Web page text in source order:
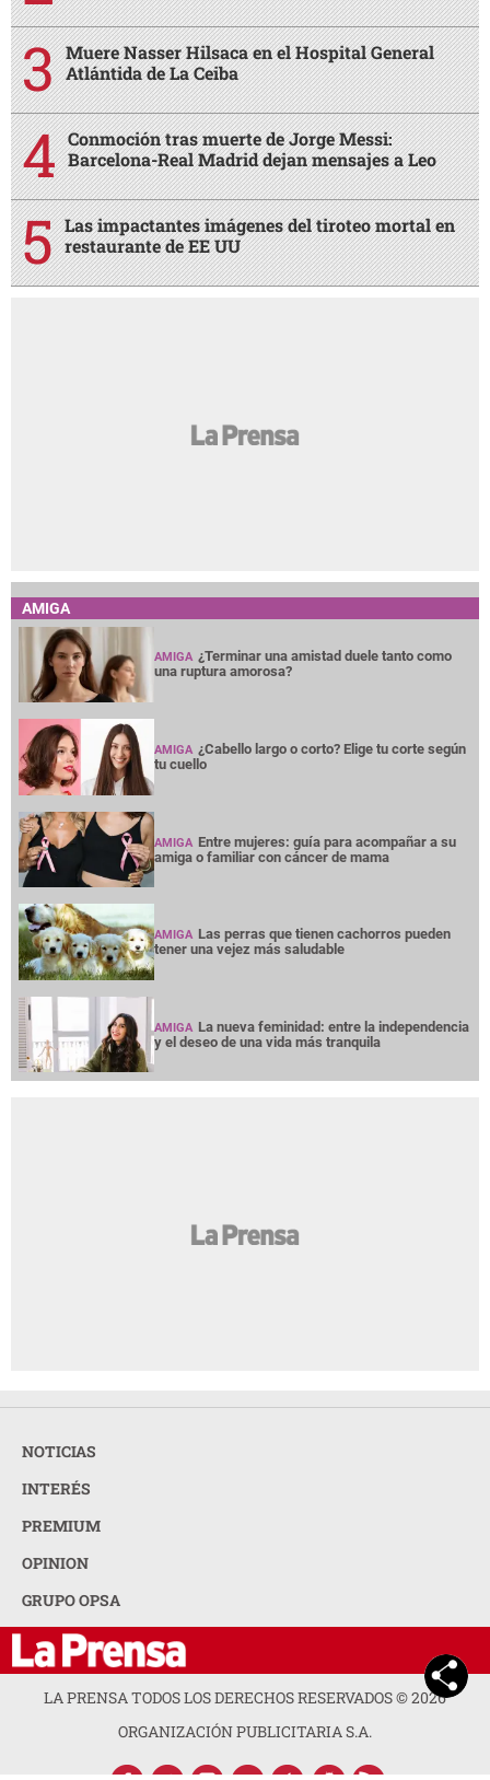
Muere Nasser Hilsaca en el Hospital General
Atlántida de La Ceiba
Conmoción tras muerte de Jorge Messi:
Barcelona-Real Madrid dejan mensajes a Leo
Las impactantes imágenes del tiroteo mortal en
restaurante de EE UU
AMIGA
AMIGA ¿Terminar una amistad duele tanto como
una ruptura amorosa?
AMIGA ¿Cabello largo o corto? Elige tu corte según
tu cuello
AMIGA Entre mujeres: guía para acompañar a su
amiga o familiar con cáncer de mama
AMIGA Las perras que tienen cachorros pueden
tener una vejez más saludable
AMIGA La nueva feminidad: entre la independencia
y el deseo de una vida más tranquila
NOTICIAS
INTERÉS
PREMIUM
OPINION
GRUPO OPSA
LA PRENSA TODOS LOS DERECHOS RESERVADOS ©2026
ORGANIZACIÓN PUBLICITARIA S.A.